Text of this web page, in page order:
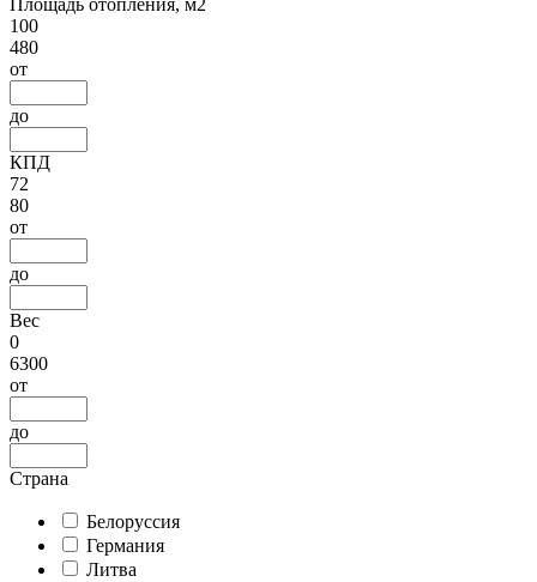
Площадь отопления, м2
100
480
от
до
КПД
72
80
от
до
Вес
0
6300
от
до
Страна
Белоруссия
Германия
Литва